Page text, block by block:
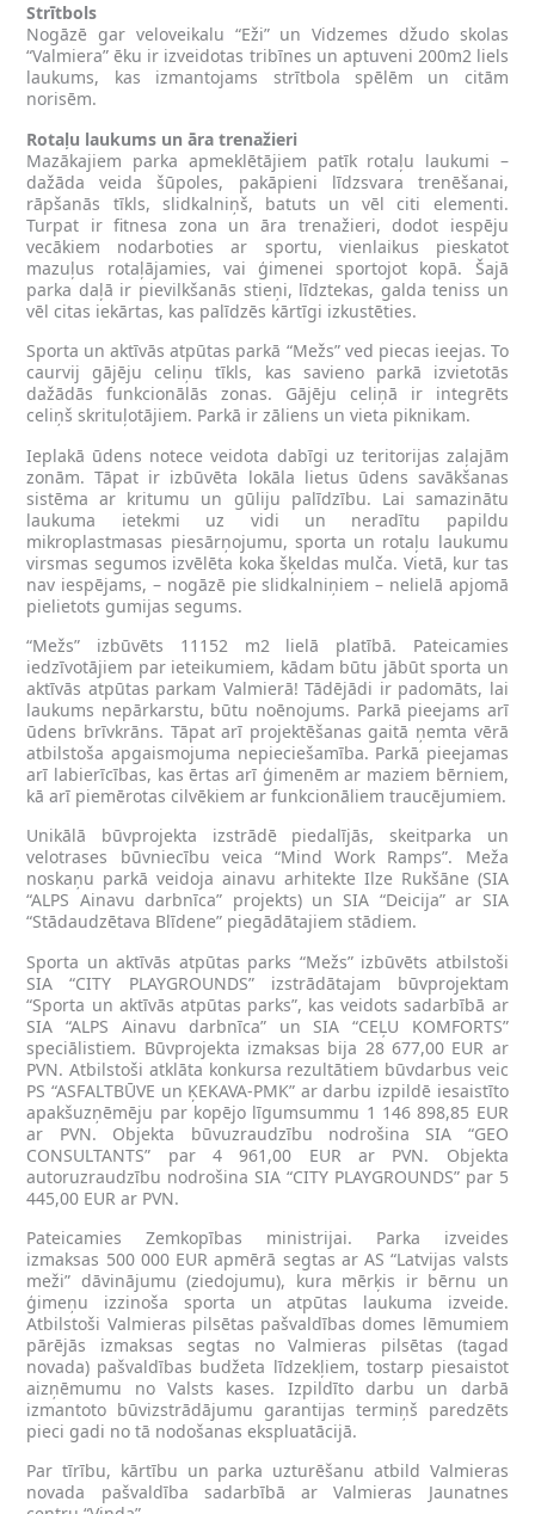
Strītbols
Nogāzē gar veloveikalu “Eži” un Vidzemes džudo skolas
“Valmiera” ēku ir izveidotas tribīnes un aptuveni 200m2 liels
laukums, kas izmantojams strītbola spēlēm un citām
norisēm.
Rotaļu laukums un āra trenažieri
Mazākajiem parka apmeklētājiem patīk rotaļu laukumi –
dažāda veida šūpoles, pakāpieni līdzsvara trenēšanai,
rāpšanās tīkls, slidkalniņš, batuts un vēl citi elementi.
Turpat ir fitnesa zona un āra trenažieri, dodot iespēju
vecākiem nodarboties ar sportu, vienlaikus pieskatot
mazuļus rotaļājamies, vai ģimenei sportojot kopā. Šajā
parka daļā ir pievilkšanās stieņi, līdztekas, galda teniss un
vēl citas iekārtas, kas palīdzēs kārtīgi izkustēties.
Sporta un aktīvās atpūtas parkā “Mežs” ved piecas ieejas. To
caurvij gājēju celiņu tīkls, kas savieno parkā izvietotās
dažādās funkcionālās zonas. Gājēju celiņā ir integrēts
celiņš skrituļotājiem. Parkā ir zāliens un vieta piknikam.
Ieplakā ūdens notece veidota dabīgi uz teritorijas zaļajām
zonām. Tāpat ir izbūvēta lokāla lietus ūdens savākšanas
sistēma ar kritumu un gūliju palīdzību. Lai samazinātu
laukuma ietekmi uz vidi un neradītu papildu
mikroplastmasas piesārņojumu, sporta un rotaļu laukumu
virsmas segumos izvēlēta koka šķeldas mulča. Vietā, kur tas
nav iespējams, – nogāzē pie slidkalniņiem – nelielā apjomā
pielietots gumijas segums.
“Mežs” izbūvēts 11152 m2 lielā platībā. Pateicamies
iedzīvotājiem par ieteikumiem, kādam būtu jābūt sporta un
aktīvās atpūtas parkam Valmierā! Tādējādi ir padomāts, lai
laukums nepārkarstu, būtu noēnojums. Parkā pieejams arī
ūdens brīvkrāns. Tāpat arī projektēšanas gaitā ņemta vērā
atbilstoša apgaismojuma nepieciešamība. Parkā pieejamas
arī labierīcības, kas ērtas arī ģimenēm ar maziem bērniem,
kā arī piemērotas cilvēkiem ar funkcionāliem traucējumiem.
Unikālā būvprojekta izstrādē piedalījās, skeitparka un
velotrases būvniecību veica “Mind Work Ramps”. Meža
noskaņu parkā veidoja ainavu arhitekte Ilze Rukšāne (SIA
“ALPS Ainavu darbnīca” projekts) un SIA “Deicija” ar SIA
“Stādaudzētava Blīdene” piegādātajiem stādiem.
Sporta un aktīvās atpūtas parks “Mežs” izbūvēts atbilstoši
SIA “CITY PLAYGROUNDS” izstrādātajam būvprojektam
“Sporta un aktīvās atpūtas parks”, kas veidots sadarbībā ar
SIA “ALPS Ainavu darbnīca” un SIA “CEĻU KOMFORTS”
speciālistiem. Būvprojekta izmaksas bija 28 677,00 EUR ar
PVN. Atbilstoši atklāta konkursa rezultātiem būvdarbus veic
PS “ASFALTBŪVE un ĶEKAVA-PMK” ar darbu izpildē iesaistīto
apakšuzņēmēju par kopējo līgumsummu 1 146 898,85 EUR
ar PVN. Objekta būvuzraudzību nodrošina SIA “GEO
CONSULTANTS” par 4 961,00 EUR ar PVN. Objekta
autoruzraudzību nodrošina SIA “CITY PLAYGROUNDS” par 5
445,00 EUR ar PVN.
Pateicamies Zemkopības ministrijai. Parka izveides
izmaksas 500 000 EUR apmērā segtas ar AS “Latvijas valsts
meži” dāvinājumu (ziedojumu), kura mērķis ir bērnu un
ģimeņu izzinoša sporta un atpūtas laukuma izveide.
Atbilstoši Valmieras pilsētas pašvaldības domes lēmumiem
pārējās izmaksas segtas no Valmieras pilsētas (tagad
novada) pašvaldības budžeta līdzekļiem, tostarp piesaistot
aizņēmumu no Valsts kases. Izpildīto darbu un darbā
izmantoto būvizstrādājumu garantijas termiņš paredzēts
pieci gadi no tā nodošanas ekspluatācijā.
Par tīrību, kārtību un parka uzturēšanu atbild Valmieras
novada pašvaldība sadarbībā ar Valmieras Jaunatnes